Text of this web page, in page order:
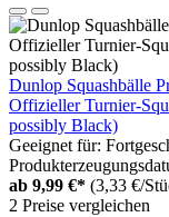
Dunlop Squashbälle
Offizieller Turnier-
possibly Black)
Geeignet für:
ab 9,99 €* (3,33 €/
2 Preise vergleichen